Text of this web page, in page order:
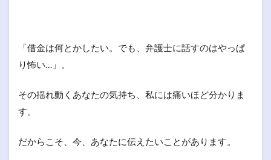
「借金は何とかしたい。でも、弁護士に話すのはやっぱ
り怖い…」。
その揺れ動くあなたの気持ち、私には痛いほど分かりま
す。
だからこそ、今、あなたに伝えたいことがあります。